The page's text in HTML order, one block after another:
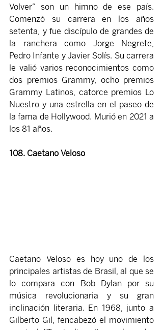
Volver” son un himno de ese país.
Comenzó su carrera en los años
setenta, y fue discípulo de grandes de
la ranchera como Jorge Negrete,
Pedro Infante y Javier Solís. Su carrera
le valió varios reconocimientos como
dos premios Grammy, ocho premios
Grammy Latinos, catorce premios Lo
Nuestro y una estrella en el paseo de
la fama de Hollywood. Murió en 2021 a
los 81 años.
108. Caetano Veloso
Caetano Veloso es hoy uno de los
principales artistas de Brasil, al que se
lo compara con Bob Dylan por su
música revolucionaria y su gran
inclinación literaria. En 1968, junto a
Gilberto Gil, fencabezó el movimiento